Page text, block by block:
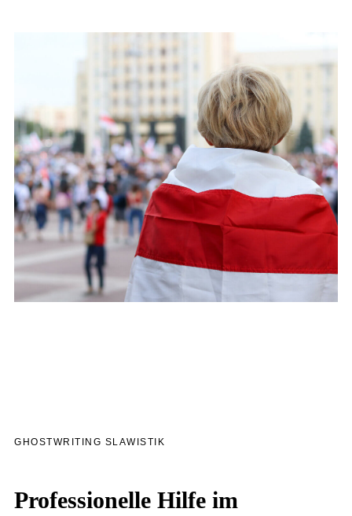
GHOSTWRITING SLAWISTIK
Professionelle Hilfe im